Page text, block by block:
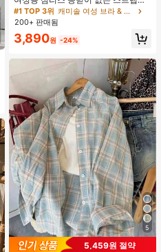
스 브라 - 경량 통기성 얇은 컵, 조절
가능한 컨버터블 스트랩, 가벼운 지지
력 (A/B컵에 적합) - 결혼식, 정장 드레
스, 캐미솔, 여름 의류, 신부 란제리에
적합
#1 TOP 3위
캐미솔 여성 브라 & 브랄렛
200+ 판매됨
3,890원 -24%
5
5,459원 절약